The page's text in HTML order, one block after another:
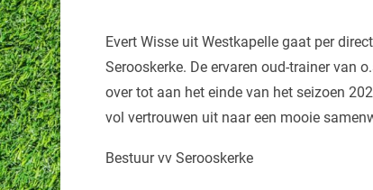
Evert Wisse uit Westkapelle gaat per
Serooskerke. De ervaren oud-trainer van
over tot aan het einde van het seizoen
vol vertrouwen uit naar een mooie
Bestuur vv Serooskerke